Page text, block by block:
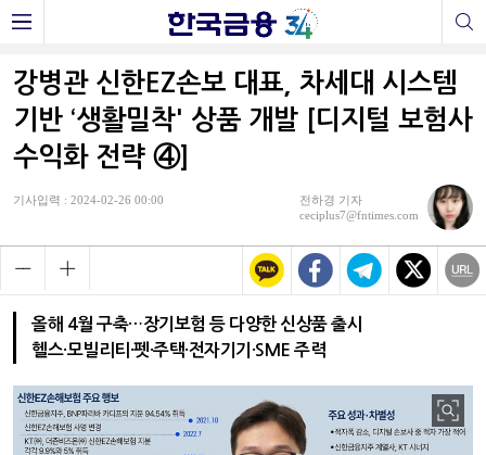
강병관 신한EZ손보 대표, 차세대 시스템
기반 ‘생활밀착' 상품 개발 [디지털 보험사
수익화 전략 ④]
기사입력 : 2024-02-26 00:00
전하경 기자
ceciplus7@fntimes.com
올해 4월 구축…장기보험 등 다양한 신상품 출시
헬스·모빌리티·펫·주택·전자기기·SME 주력